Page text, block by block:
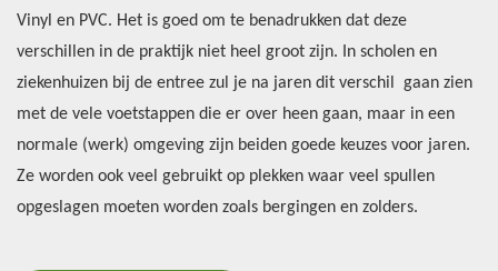
Vinyl en PVC. Het is goed om te benadrukken dat deze
verschillen in de praktijk niet heel groot zijn. In scholen en
ziekenhuizen bij de entree zul je na jaren dit verschil gaan zien
met de vele voetstappen die er over heen gaan, maar in een
normale (werk) omgeving zijn beiden goede keuzes voor jaren.
Ze worden ook veel gebruikt op plekken waar veel spullen
opgeslagen moeten worden zoals bergingen en zolders.